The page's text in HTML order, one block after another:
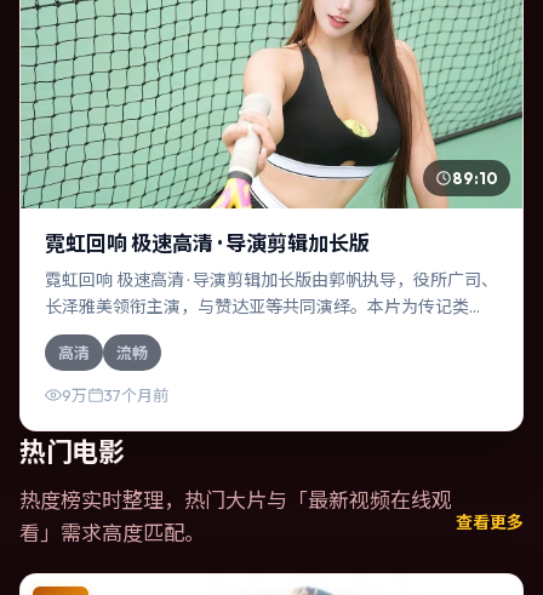
89:10
霓虹回响 极速高清 · 导演剪辑加长版
霓虹回响 极速高清 · 导演剪辑加长版由郭帆执导，役所广司、
长泽雅美领衔主演，与赞达亚等共同演绎。本片为传记类
型，主要班底与取景来自泰国。一桩旧案被重新翻出，真相
与谎言交织。影片整体气质克制，节奏紧凑，人物动机清
晰，适合喜欢强情节与细腻表演的观众。
高清 流畅
9万 37个月前
热门电影
热度榜实时整理，热门大片与「最新视频在线观
看 」需求高度匹配。 查看更多